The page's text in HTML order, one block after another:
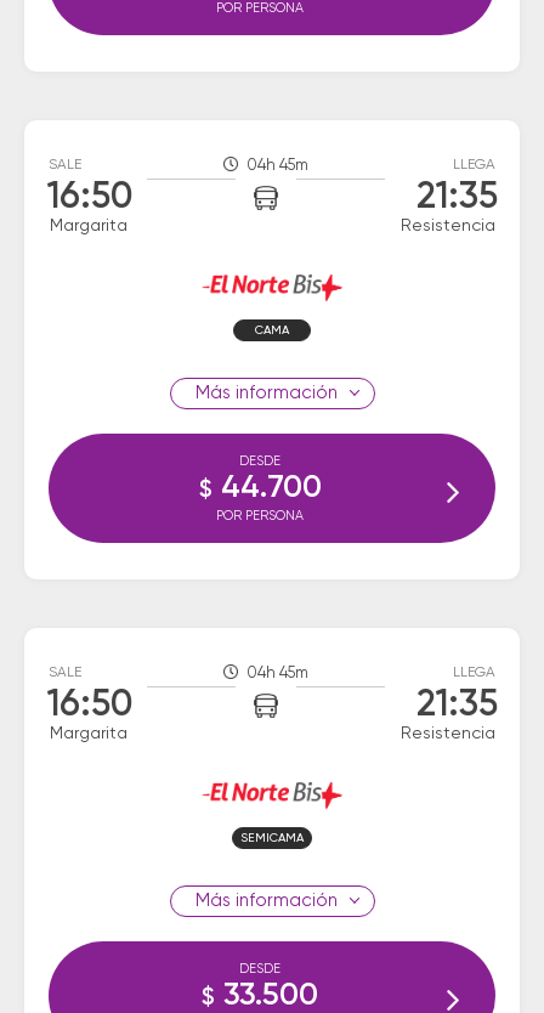
POR PERSONA
SALE
16:50
Margarita
04h 45m LLEGA
21:35
Resistencia
CAMA
información
DESDE
$ 44.700
POR PERSONA
SALE
16:50
Margarita
04h 45m LLEGA
21:35
Resistencia
SEMICAMA
información
DESDE
$ 33.500